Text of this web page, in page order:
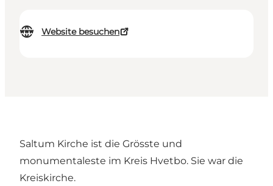
Website besuchen
Saltum Kirche ist die Grösste und
monumentaleste im Kreis Hvetbo. Sie war die
Kreiskirche.